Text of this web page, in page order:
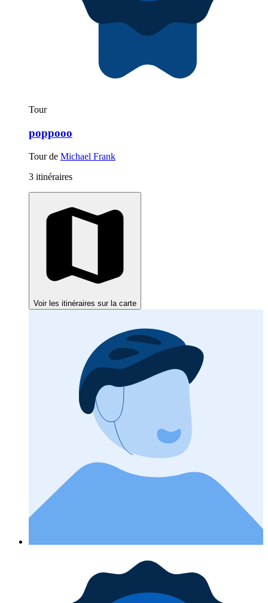
Tour
poppooo
Tour de Michael Frank
3 itinéraires
Voir les itinéraires sur la carte